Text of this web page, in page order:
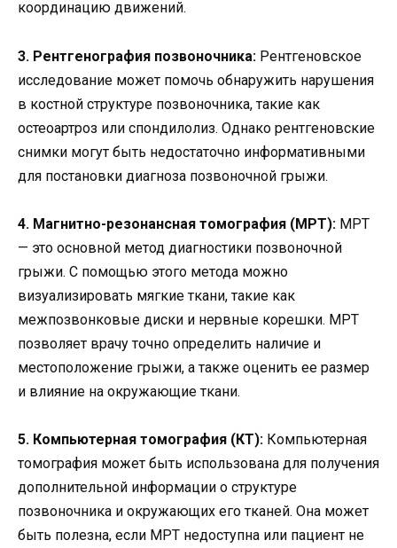
координацию движений.
3. Рентгенография позвоночника: Рентгеновское
исследование может помочь обнаружить нарушения
в костной структуре позвоночника, такие как
остеоартроз или спондилолиз. Однако рентгеновские
снимки могут быть недостаточно информативными
для постановки диагноза позвоночной грыжи.
4. Магнитно-резонансная томография (МРТ): МРТ
— это основной метод диагностики позвоночной
грыжи. С помощью этого метода можно
визуализировать мягкие ткани, такие как
межпозвонковые диски и нервные корешки. МРТ
позволяет врачу точно определить наличие и
местоположение грыжи, а также оценить ее размер
и влияние на окружающие ткани.
5. Компьютерная томография (КТ): Компьютерная
томография может быть использована для получения
дополнительной информации о структуре
позвоночника и окружающих его тканей. Она может
быть полезна, если МРТ недоступна или пациент не